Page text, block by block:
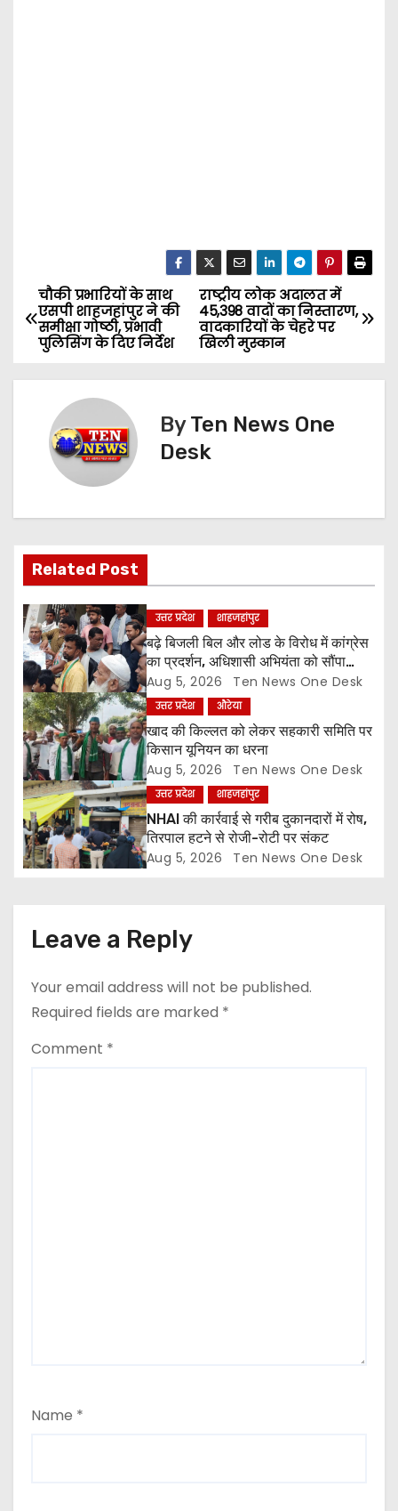
P
o
s
v
g
a
t
i
o
n
राष्ट्रीय लोक अदालत में
45,398 वादों का निस्तारण,
वादकारियों के चेहरे पर
खिली मुस्कान
चौकी प्रभारियों के साथ
एसपी शाहजहांपुर ने की
समीक्षा गोष्ठी, प्रभावी
पुलिसिंग के दिए निर्देश
ByTen News One
Desk
Related Post
उत्तर प्रदेश शाहजहांपुर
बढ़े बिजली बिल और लोड के विरोध में कांग्रेस
का प्रदर्शन, अधिशासी अभियंता को सौंपा
ज्ञापन
Aug 5, 2026 Ten News One Desk
उत्तर प्रदेश औरेया
खाद की किल्लत को लेकर सहकारी समिति पर
किसान यूनियन का धरना
Aug 5, 2026 Ten News One Desk
उत्तर प्रदेश शाहजहांपुर
NHAI की कार्रवाई से गरीब दुकानदारों में रोष,
तिरपाल हटने से रोजी-रोटी पर संकट
Aug 5, 2026 Ten News One Desk
Leave a Reply
Your email address will not be published.
Required fields are marked *
Comment *
Name *